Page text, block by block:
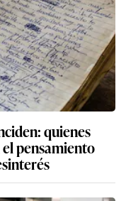
quienes
pensamiento